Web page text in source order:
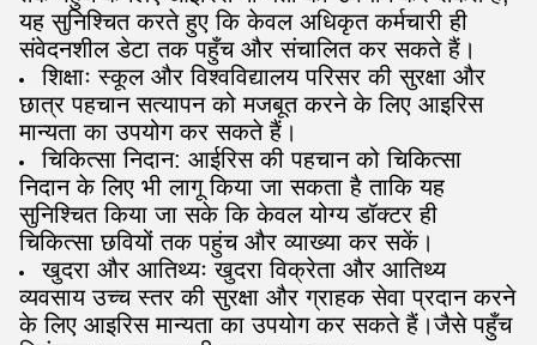
यह सुनिश्चित करते हुए कि केवल अधिकृत कर्मचारी ही
संवेदनशील डेटा तक पहुँच और संचालित कर सकते हैं।
शिक्षाः स्कूल और विश्वविद्यालय परिसर की सुरक्षा और
छात्र पहचान सत्यापन को मजबूत करने के लिए आइरिस
मान्यता का उपयोग कर सकते हैं।
चिकित्सा निदान: आईरिस की पहचान को चिकित्सा
निदान के लिए भी लागू किया जा सकता है ताकि यह
सुनिश्चित किया जा सके कि केवल योग्य डॉक्टर ही
चिकित्सा छवियों तक पहुंच और व्याख्या कर सकें।
खुदरा और आतिथ्यः खुदरा विक्रेता और आतिथ्य
व्यवसाय उच्च स्तर की सुरक्षा और ग्राहक सेवा प्रदान करने
के लिए आइरिस मान्यता का उपयोग कर सकते हैं।जैसे पहुँच